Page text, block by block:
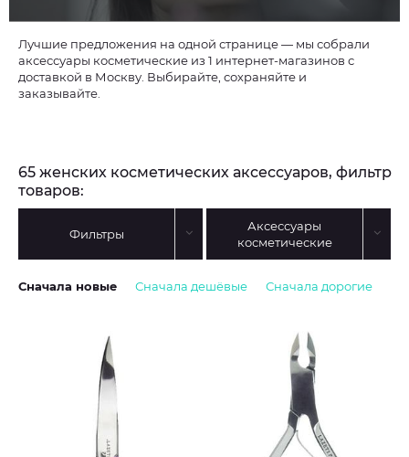
Лучшие предложения на одной странице — мы собрали
аксессуары косметические из 1 интернет-магазинов с
доставкой в Москву. Выбирайте, сохраняйте и
заказывайте.
65 женских косметических аксессуаров, фильтр
товаров:
Фильтры
Аксессуары
косметические
Сначала новые Сначала дешёвые Сначала дорогие